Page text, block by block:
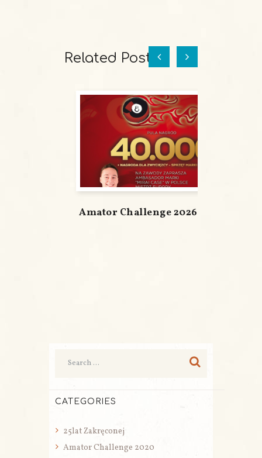
Related Posts
Amator Challenge 2026
CATEGORIES
25lat Zakręconej
Amator Challenge 2020